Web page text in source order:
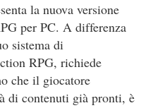
la nuova versione
per PC. A differenza
sistema di
RPG, richiede
che il giocatore
di contenuti già pronti, è